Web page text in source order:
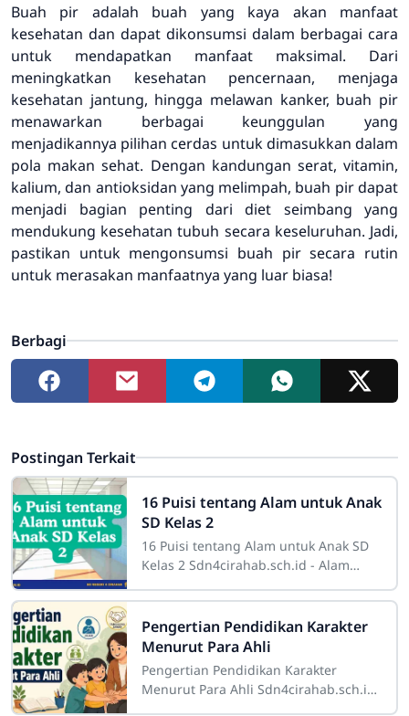
Buah pir adalah buah yang kaya akan manfaat
kesehatan dan dapat dikonsumsi dalam berbagai cara
untuk mendapatkan manfaat maksimal. Dari
meningkatkan kesehatan pencernaan, menjaga
kesehatan jantung, hingga melawan kanker, buah pir
menawarkan berbagai keunggulan yang
menjadikannya pilihan cerdas untuk dimasukkan dalam
pola makan sehat. Dengan kandungan serat, vitamin,
kalium, dan antioksidan yang melimpah, buah pir dapat
menjadi bagian penting dari diet seimbang yang
mendukung kesehatan tubuh secara keseluruhan. Jadi,
pastikan untuk mengonsumsi buah pir secara rutin
untuk merasakan manfaatnya yang luar biasa!
Berbagi
Postingan Terkait
16 Puisi tentang Alam untuk Anak
SD Kelas 2
16 Puisi tentang Alam untuk Anak SD
Kelas 2 Sdn4cirahab.sch.id - Alam
tak terbatas bagi banyak orang. Bagi
Pengertian Pendidikan Karakter
Menurut Para Ahli
Pengertian Pendidikan Karakter
Menurut Para Ahli Sdn4cirahab.sch.id-